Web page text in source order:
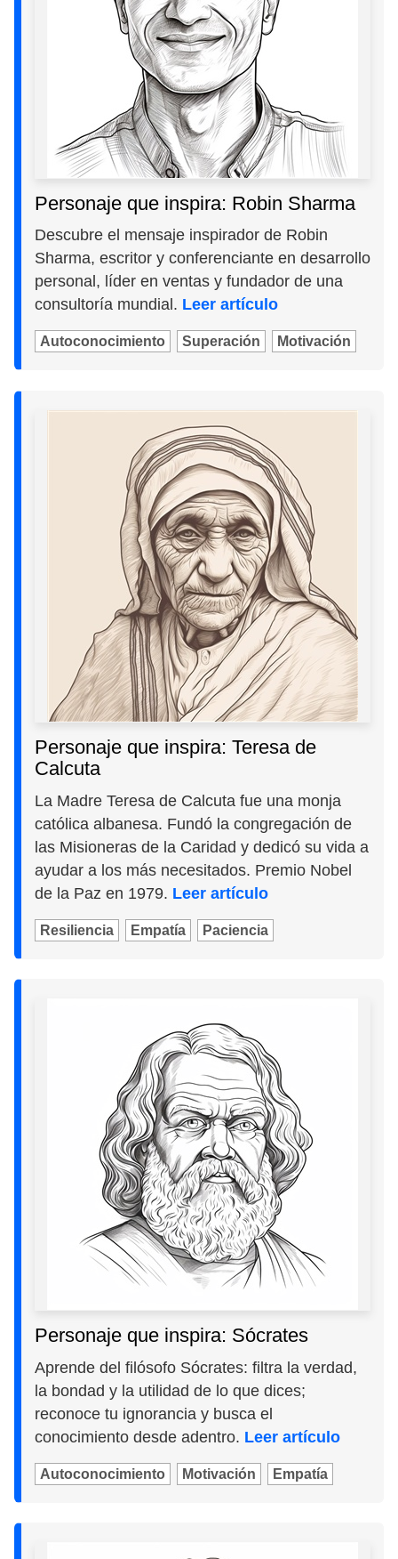
Personaje que inspira: Robin Sharma
Descubre el mensaje inspirador de Robin
Sharma, escritor y conferenciante en desarrollo
personal, líder en ventas y fundador de una
consultoría mundial. Leer artículo
Autoconocimiento Superación Motivación
Personaje que inspira: Teresa de
Calcuta
La Madre Teresa de Calcuta fue una monja
católica albanesa. Fundó la congregación de
las Misioneras de la Caridad y dedicó su vida a
ayudar a los más necesitados. Premio Nobel
de la Paz en 1979. Leer artículo
Resiliencia Empatía Paciencia
Personaje que inspira: Sócrates
Aprende del filósofo Sócrates: filtra la verdad,
la bondad y la utilidad de lo que dices;
reconoce tu ignorancia y busca el
conocimiento desde adentro. Leer artículo
Autoconocimiento Motivación Empatía